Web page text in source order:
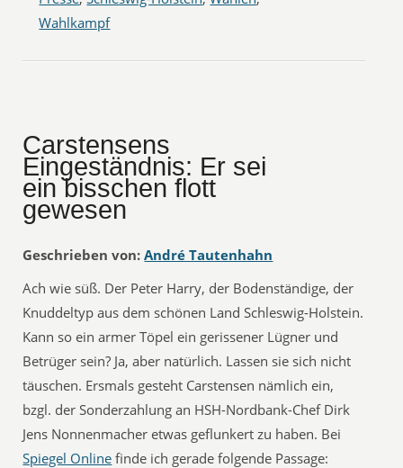
Wahlkampf
Carstensens
Eingeständnis: Er sei
ein bisschen flott
gewesen
Geschrieben von: André Tautenhahn
Ach wie süß. Der Peter Harry, der Bodenständige, der
Knuddeltyp aus dem schönen Land Schleswig-Holstein.
Kann so ein armer Töpel ein gerissener Lügner und
Betrüger sein? Ja, aber natürlich. Lassen sie sich nicht
täuschen. Ersmals gesteht Carstensen nämlich ein,
bzgl. der Sonderzahlung an HSH-Nordbank-Chef Dirk
Jens Nonnenmacher etwas geflunkert zu haben. Bei
Spiegel Online finde ich gerade folgende Passage: